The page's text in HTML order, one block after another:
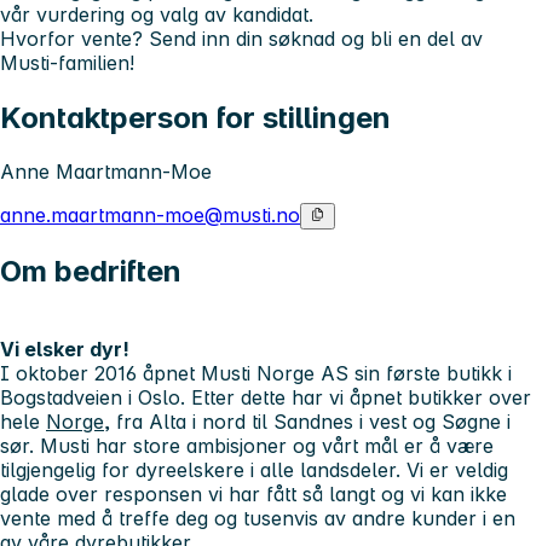
vår vurdering og valg av kandidat.
Hvorfor vente? Send inn din søknad og bli en del av
Musti-familien!
Kontaktperson for stillingen
Anne Maartmann-Moe
anne.maartmann-moe@musti.no
Om bedriften
Vi elsker dyr!
I oktober 2016 åpnet Musti Norge AS sin første butikk i
Bogstadveien i Oslo. Etter dette har vi åpnet butikker over
hele Norge, fra Alta i nord til Sandnes i vest og Søgne i
sør. Musti har store ambisjoner og vårt mål er å være
tilgjengelig for dyreelskere i alle landsdeler. Vi er veldig
glade over responsen vi har fått så langt og vi kan ikke
vente med å treffe deg og tusenvis av andre kunder i en